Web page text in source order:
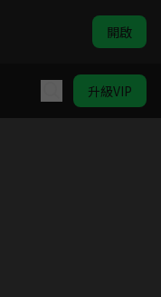
開啟
升級VIP